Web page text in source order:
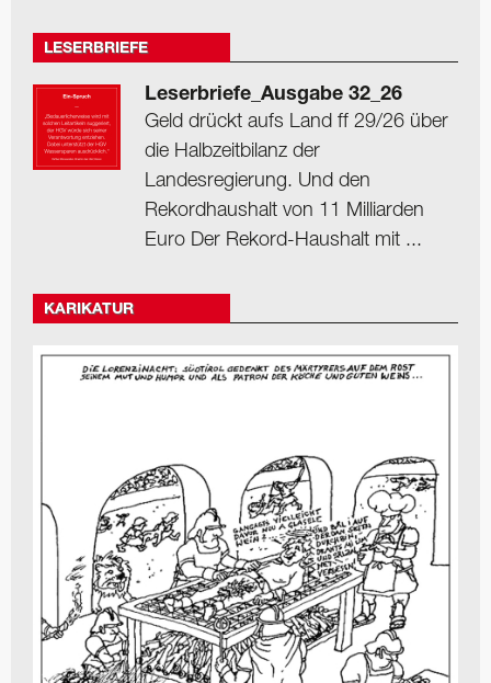
LESERBRIEFE
Leserbriefe_Ausgabe 32_26
Geld drückt aufs Land ff 29/26 über
die Halbzeitbilanz der
Landesregierung. Und den
Rekordhaushalt von 11 Milliarden
Euro Der Rekord-Haushalt mit ...
KARIKATUR